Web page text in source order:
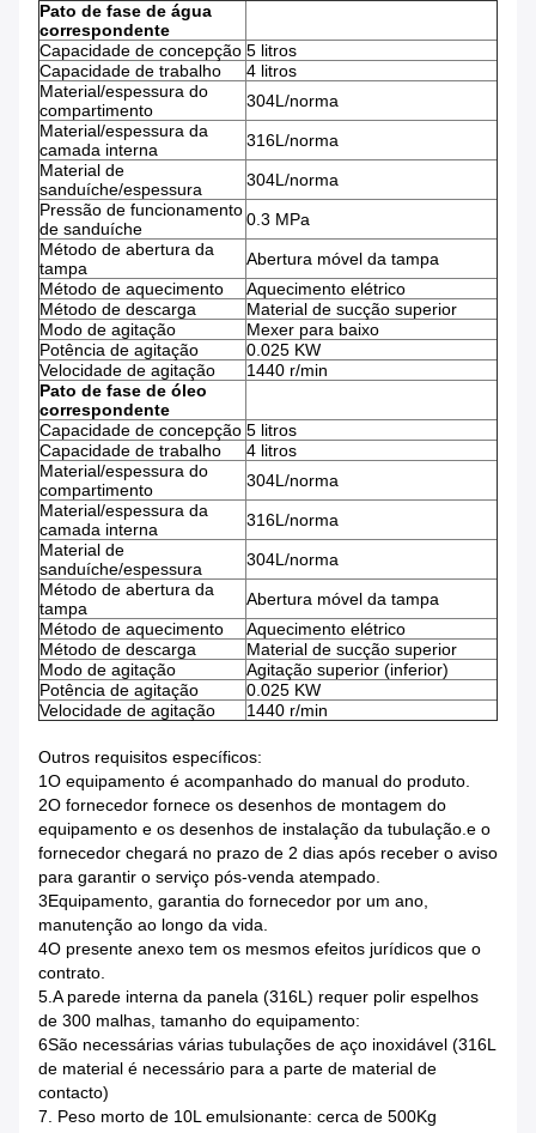
Pato de fase de água
correspondente
Capacidade de concepção 5 litros
Capacidade de trabalho
4 litros
Material/espessura do
compartimento
304L/norma
Material/espessura da
camada interna
316L/norma
Material de
sanduíche/espessura
304L/norma
Pressão de funcionamento
de sanduíche
0.3 MPa
Método de abertura da
tampa
Abertura móvel da tampa
Método de aquecimento
Aquecimento elétrico
Método de descarga
Material de sucção superior
Modo de agitação
Mexer para baixo
Potência de agitação
0.025 KW
Velocidade de agitação
1440 r/min
Pato de fase de óleo
correspondente
Capacidade de concepção 5 litros
Capacidade de trabalho
4 litros
Material/espessura do
compartimento
304L/norma
Material/espessura da
camada interna
316L/norma
Material de
sanduíche/espessura
304L/norma
Método de abertura da
tampa
Abertura móvel da tampa
Método de aquecimento
Aquecimento elétrico
Método de descarga
Material de sucção superior
Modo de agitação
Agitação superior (inferior)
Potência de agitação
0.025 KW
Velocidade de agitação
1440 r/min
Outros requisitos específicos:
1O equipamento é acompanhado do manual do produto.
2O fornecedor fornece os desenhos de montagem do
equipamento e os desenhos de instalação da tubulação.e o
fornecedor chegará no prazo de 2 dias após receber o aviso
para garantir o serviço pós-venda atempado.
3Equipamento, garantia do fornecedor por um ano,
manutenção ao longo da vida.
4O presente anexo tem os mesmos efeitos jurídicos que o
contrato.
5.A parede interna da panela (316L) requer polir espelhos
de 300 malhas, tamanho do equipamento:
6São necessárias várias tubulações de aço inoxidável (316L
de material é necessário para a parte de material de
contacto)
7. Peso morto de 10L emulsionante: cerca de 500Kg